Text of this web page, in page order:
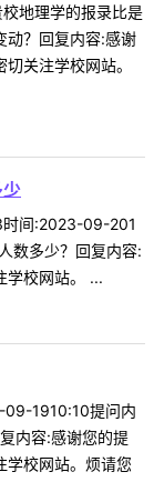
地理学的报录比是
动？回复内容:感谢
关注学校网站。
时间:2023-09-201
数多少？回复内容:
学校网站。 ...
1910:10提问内
内容:感谢您的提
学校网站。烦请您